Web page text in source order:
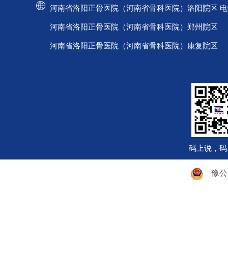
河南省洛阳正骨医院（河南省骨科医院）洛阳院区
河南省洛阳正骨医院（河南省骨科医院）郑州院区
河南省洛阳正骨医院（河南省骨科医院）康复院区
码上说，
豫公